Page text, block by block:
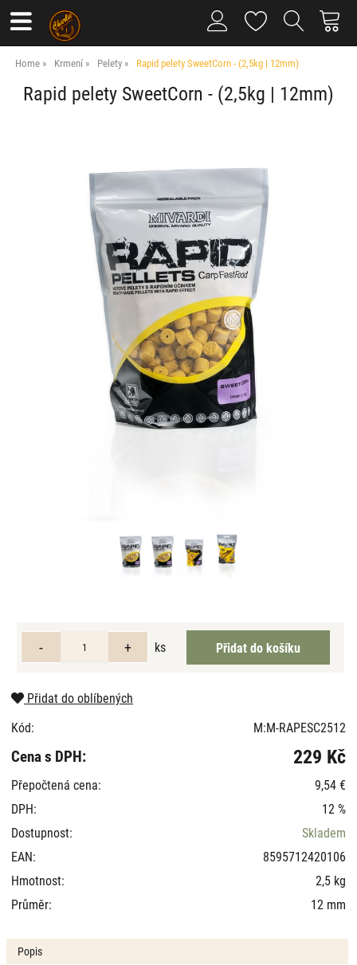
Home Krmení Pelety Rapid pelety SweetCorn - (2,5kg | 12mm)
Rapid pelety SweetCorn - (2,5kg | 12mm)
ks
Přidat do oblíbených
Kód:
M:M-RAPESC2512
Cena s DPH: 229 Kč
Přepočtená cena:
9,54 €
DPH:
12 %
Dostupnost:
Skladem
EAN:
8595712420106
Hmotnost:
2,5 kg
Průměr:
12 mm
Popis